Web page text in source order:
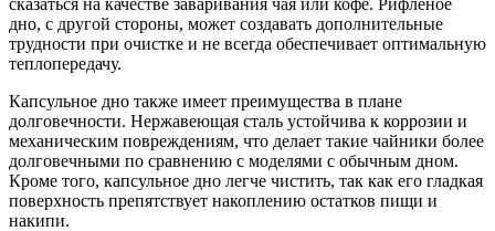
сказаться на качестве заваривания чая или кофе. Рифленое
дно, с другой стороны, может создавать дополнительные
трудности при очистке и не всегда обеспечивает оптимальную
теплопередачу.
Капсульное дно также имеет преимущества в плане
долговечности. Нержавеющая сталь устойчива к коррозии и
механическим повреждениям, что делает такие чайники более
долговечными по сравнению с моделями с обычным дном.
Кроме того, капсульное дно легче чистить, так как его гладкая
поверхность препятствует накоплению остатков пищи и
накипи.